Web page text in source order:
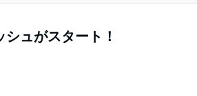
ュがスタート！